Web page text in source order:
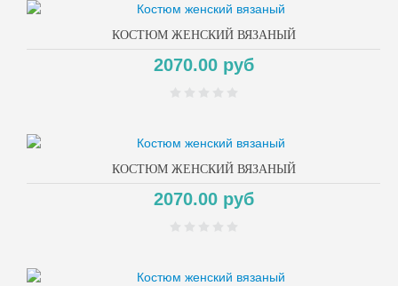
КОСТЮМ ЖЕНСКИЙ ВЯЗАНЫЙ
2070.00 руб
КОСТЮМ ЖЕНСКИЙ ВЯЗАНЫЙ
2070.00 руб